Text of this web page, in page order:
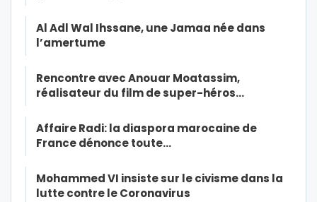
Al Adl Wal Ihssane, une Jamaa née dans
l’amertume
Rencontre avec Anouar Moatassim,
réalisateur du film de super-héros…
Affaire Radi: la diaspora marocaine de
France dénonce toute…
Mohammed VI insiste sur le civisme dans la
lutte contre le Coronavirus